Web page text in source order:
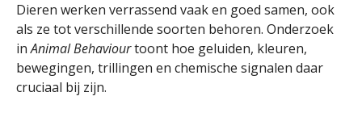
Dieren werken verrassend vaak en goed samen, ook
als ze tot verschillende soorten behoren. Onderzoek
inAnimal Behaviourtoont hoe geluiden, kleuren,
bewegingen, trillingen en chemische signalen daar
cruciaal bij zijn.